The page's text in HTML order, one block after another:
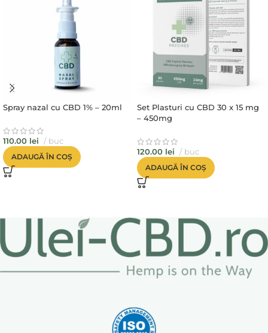
Spray nazal cu CBD 1% – 20ml
110.00 lei buc
ADAUGĂ ÎN COȘ
Set Plasturi cu CBD 30 x 15 mg
– 450mg
120.00 lei buc
ADAUGĂ ÎN COȘ